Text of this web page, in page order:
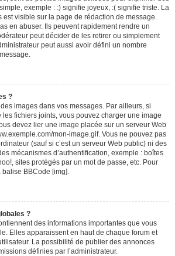
exemple : :) signifie joyeux, :( signifie triste. La
visible sur la page de rédaction de message.
en abuser. Ils peuvent rapidement rendre un
peut décider de les retirer ou simplement
peut aussi avoir défini un nombre
?
images dans vos messages. Par ailleurs, si
les fichiers joints, vous pouvez charger une image
devez lier une image placée sur un serveur Web
mon-image.gif. Vous ne pouvez pas
(sauf si c’est un serveur Web public) ni des
mécanismes d’authentification, exemple : boîtes
sites protégés par un mot de passe, etc. Pour
BBCode [img].
?
des informations importantes que vous
Elles apparaissent en haut de chaque forum et
La possibilité de publier des annonces
définies par l’administrateur.